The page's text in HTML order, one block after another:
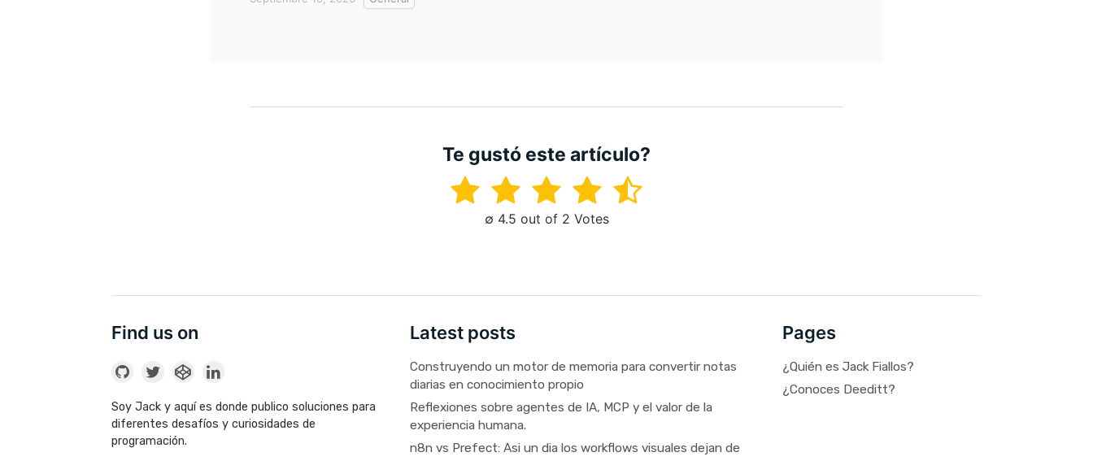
Te gustó este artículo?
∅ 4.5 out of 2 Votes
Find us on
Soy Jack y aquí es donde publico soluciones para
diferentes desafíos y curiosidades de
programación.
Latest posts
Construyendo un motor de memoria para convertir notas
diarias en conocimiento propio
Reflexiones sobre agentes de IA, MCP y el valor de la
experiencia humana.
n8n vs Prefect: Asi un dia los workflows visuales dejan de
Pages
¿Quién es Jack Fiallos?
¿Conoces Deeditt?